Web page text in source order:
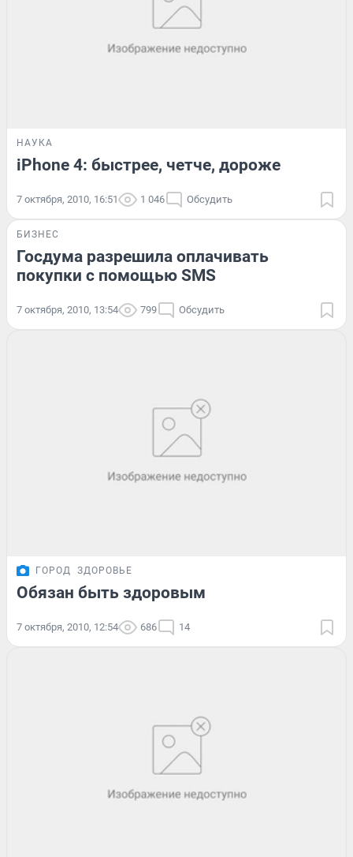
НАУКА
iPhone 4: быстрее, четче, дороже
7 октября, 2010, 16:51 1 046 Обсудить
БИЗНЕС
Госдума разрешила оплачивать
покупки с помощью SMS
7 октября, 2010, 13:54 799 Обсудить
ГОРОД ЗДОРОВЬЕ
Обязан быть здоровым
7 октября, 2010, 12:54 686 14